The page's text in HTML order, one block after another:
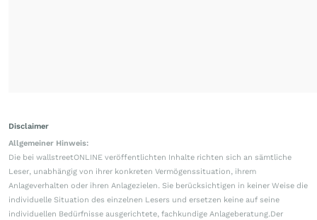
Disclaimer
Allgemeiner Hinweis:
Die bei wallstreetONLINE veröffentlichten Inhalte richten sich an sämtliche
Leser, unabhängig von ihrer konkreten Vermögenssituation, ihrem
Anlageverhalten oder ihren Anlagezielen. Sie berücksichtigen in keiner Weise die
individuelle Situation des einzelnen Lesers und ersetzen keine auf seine
individuellen Bedürfnisse ausgerichtete, fachkundige Anlageberatung.Der